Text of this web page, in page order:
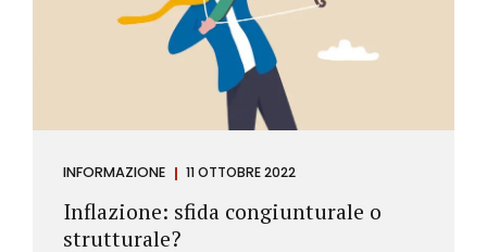
INFORMAZIONE 11 OTTOBRE 2022
Inflazione: sfida congiunturale o
strutturale?